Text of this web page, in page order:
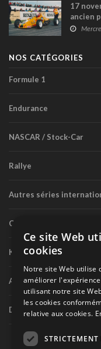
17
ancien
F3000
NOS CATÉGORIES
Formule 1
Endurance
NASCAR / Stock-Car
Rallye
Autres séries
Circuit routier canadien
Karting
Autres séries nationales
Divers
Ce site Web
cookies
Notre site Web utilise
améliorer
utilisant notre site
les cookies
relative aux cookies.
STRICTEMENT